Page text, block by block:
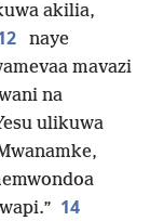
akilia,
naye
mavazi
na
ulikuwa
14